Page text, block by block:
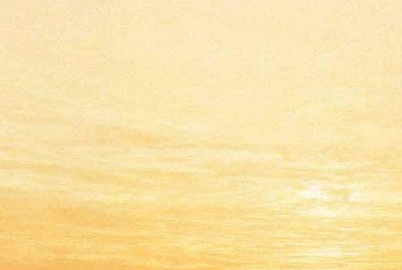
«Курсом на закат, сердцем на
рассвет». Авторы хита «На
заре» выпустили первый за
25 лет альбом